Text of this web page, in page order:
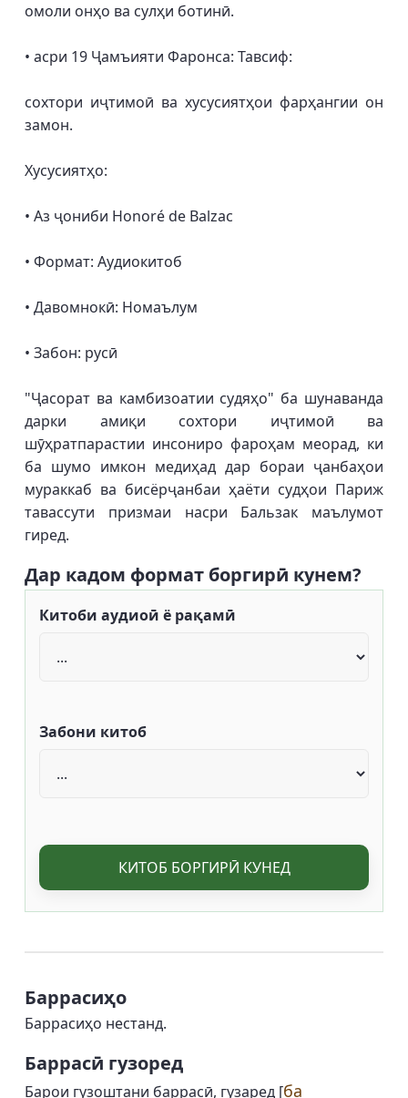
омоли онҳо ва сулҳи ботинӣ.
• асри 19 Ҷамъияти Фаронса: Тавсиф:
сохтори иҷтимоӣ ва хусусиятҳои фарҳангии он
замон.
Хусусиятҳо:
• Аз ҷониби Honoré de Balzac
• Формат: Аудиокитоб
• Давомнокӣ: Номаълум
• Забон: русӣ
"Ҷасорат ва камбизоатии судяҳо" ба шунаванда
дарки амиқи сохтори иҷтимоӣ ва
шӯҳратпарастии инсониро фароҳам меорад, ки
ба шумо имкон медиҳад дар бораи ҷанбаҳои
мураккаб ва бисёрҷанбаи ҳаёти судҳои Париж
тавассути призмаи насри Бальзак маълумот
гиред.
Дар кадом формат боргирӣ кунем?
Китоби аудиоӣ ё рақамӣ
Забони китоб
КИТОБ БОРГИРӢ КУНЕД
Баррасиҳо
Баррасиҳо нестанд.
Баррасӣ гузоред
Барои гузоштани баррасӣ, гузаред [ба